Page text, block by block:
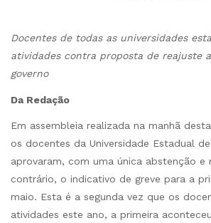
Docentes de todas as universidades
atividades contra proposta de reajuste
governo
Da Redação
Em assembleia realizada na manhã
os docentes da Universidade Estadual
aprovaram, com uma única abstenção e
contrário, o indicativo de greve para a
maio. Esta é a segunda vez que os
atividades este ano, a primeira